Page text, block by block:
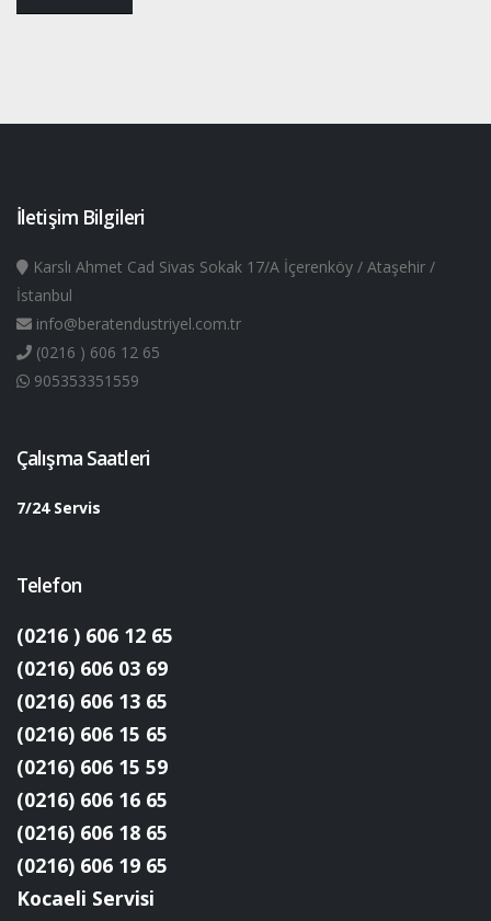
İletişim Bilgileri
Karslı Ahmet Cad Sivas Sokak 17/A İçerenköy / Ataşehir /
İstanbul
info@beratendustriyel.com.tr
(0216 ) 606 12 65
905353351559
Çalışma Saatleri
7/24 Servis
Telefon
(0216 ) 606 12 65
(0216) 606 03 69
(0216) 606 13 65
(0216) 606 15 65
(0216) 606 15 59
(0216) 606 16 65
(0216) 606 18 65
(0216) 606 19 65
Kocaeli Servisi